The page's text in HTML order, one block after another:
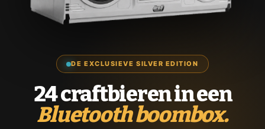
DE EXCLUSIEVE SILVER EDITION
24 craftbieren in een
Bluetooth boombox.